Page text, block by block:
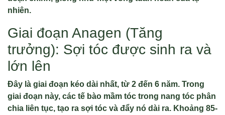
nhiên.
Giai đoạn Anagen (Tăng
trưởng): Sợi tóc được sinh ra và
lớn lên
Đây là giai đoạn kéo dài nhất, từ 2 đến 6 năm. Trong
giai đoạn này, các tế bào mầm tóc trong nang tóc phân
chia liên tục, tạo ra sợi tóc và đẩy nó dài ra. Khoảng 85-